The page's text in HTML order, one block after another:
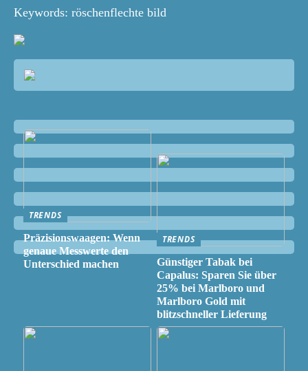
Keywords: röschenflechte bild
TRENDS
Präzisionswaagen: Wenn
genaue Messwerte den
Unterschied machen
TRENDS
Günstiger Tabak bei
Capalus: Sparen Sie über
25% bei Marlboro und
Marlboro Gold mit
blitzschneller Lieferung